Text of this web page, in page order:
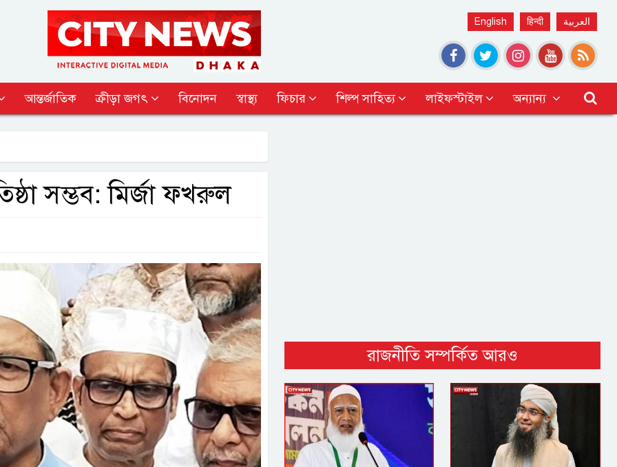
English हिन्दी العربية
আন্তর্জাতিক ক্রীড়া জগৎ বিনোদন স্বাস্থ্য ফিচার শিল্প সাহিত্য লাইফস্টাইল অন্যান্য
সম্ভব: মির্জা ফখরুল
রাজনীতি সম্পর্কিত আরও